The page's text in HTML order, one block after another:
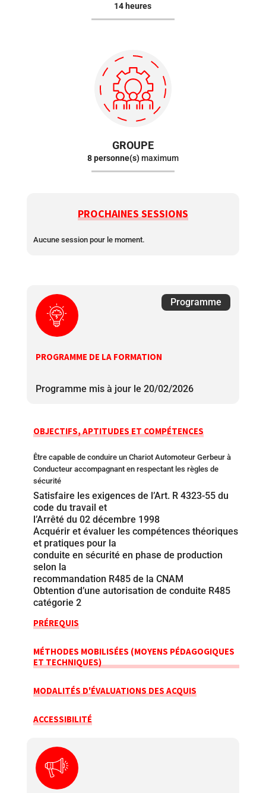
14 heures
GROUPE
8 personne(s)maximum
PROCHAINES SESSIONS
Aucune session pour le moment.
Programme
PROGRAMME DE LA FORMATION
Programme mis à jour le 20/02/2026
OBJECTIFS, APTITUDES ET COMPÉTENCES
Être capable de conduire un Chariot Automoteur Gerbeur à
Conducteur accompagnant en respectant les règles de
sécurité
Satisfaire les exigences de l’Art. R 4323-55 du
code du travail et
l’Arrêté du 02 décembre 1998
Acquérir et évaluer les compétences théoriques
et pratiques pour la
conduite en sécurité en phase de production
selon la
recommandation R485 de la CNAM
Obtention d’une autorisation de conduite R485
catégorie 2
PRÉREQUIS
MÉTHODES MOBILISÉES (MOYENS PÉDAGOGIQUES
ET TECHNIQUES)
MODALITÉS D'ÉVALUATIONS DES ACQUIS
ACCESSIBILITÉ